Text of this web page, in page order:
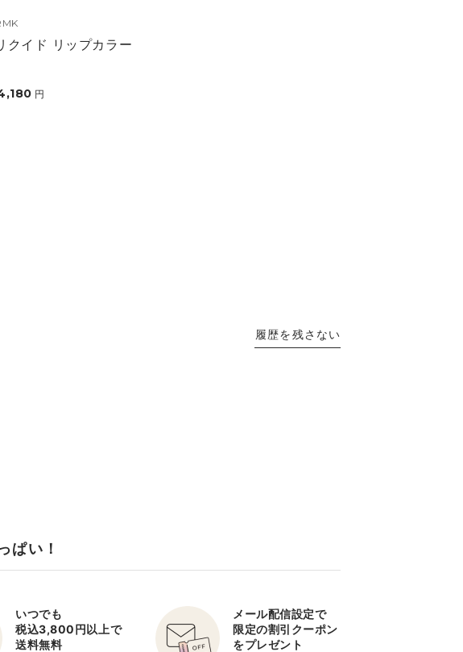
クイド リップカラー
円
履歴を残さない
ぱい！
いつでも
税込3,800円以上で
送料無料
メール配信設定で
限定の割引クーポン
をプレゼント